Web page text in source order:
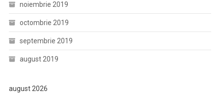
noiembrie 2019
octombrie 2019
septembrie 2019
august 2019
august 2026